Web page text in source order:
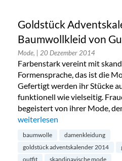
Goldstück
Baumwollkleid von
Mode, | 20 Dezember 2014
Farbenstark vereint mit
Formensprache, das ist die
Gefertigt werden ihr Stücke
funktionell wie vielseitig.
begeistert von ihrer Mode,
„Goldstück Adventskalender
weiterlesen
baumwolle
damenkleidung
goldstück adventskalender 2014
outfit
skandinavische mode